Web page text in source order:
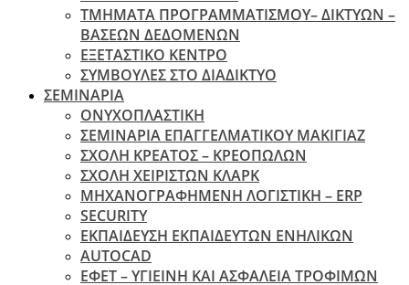
ΤΜΗΜΑΤΑ ΠΡΟΓΡΑΜΜΑΤΙΣΜΟΥ– ΔΙΚΤΥΩΝ –
ΒΑΣΕΩΝ ΔΕΔΟΜΕΝΩΝ
ΕΞΕΤΑΣΤΙΚΟ ΚΕΝΤΡΟ
ΣΥΜΒΟΥΛΕΣ ΣΤΟ ΔΙΑΔΙΚΤΥΟ
ΣΕΜΙΝΑΡΙΑ
ΟΝΥΧΟΠΛΑΣΤΙΚΗ
ΣΕΜΙΝΑΡΙΑ ΕΠΑΓΓΕΛΜΑΤΙΚΟΥ ΜΑΚΙΓΙΑΖ
ΣΧΟΛΗ ΚΡΕΑΤΟΣ – ΚΡΕΟΠΩΛΩΝ
ΣΧΟΛΗ ΧΕΙΡΙΣΤΩΝ ΚΛΑΡΚ
ΜΗΧΑΝΟΓΡΑΦΗΜΕΝΗ ΛΟΓΙΣΤΙΚΗ – ERP
SECURITY
ΕΚΠΑΙΔΕΥΣΗ ΕΚΠΑΙΔΕΥΤΩΝ ΕΝΗΛΙΚΩΝ
ΑUTOCAD
ΕΦΕΤ – ΥΓΙΕΙΝΗ ΚΑΙ ΑΣΦΑΛΕΙΑ ΤΡΟΦΙΜΩΝ